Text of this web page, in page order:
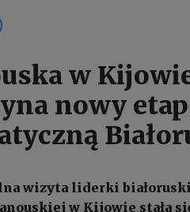
w
nowy
wizyta liderki
w Kijowie stała